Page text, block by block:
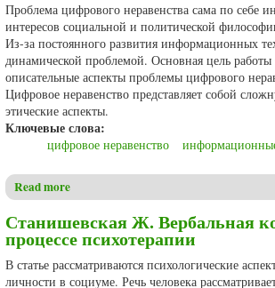
Проблема цифрового неравенства сама по себе
интересов социальной и политической
Из-за постоянного развития информационных
динамической проблемой. Основная цель
описательные аспекты проблемы цифрового
Цифровое неравенство представляет собой
этические аспекты.
Ключевые слова:
цифровое неравенство
Read more
Станишевская Ж. Вербальная
процессе психотерапии
В статье рассматриваются психологические
личности в социуме. Речь человека